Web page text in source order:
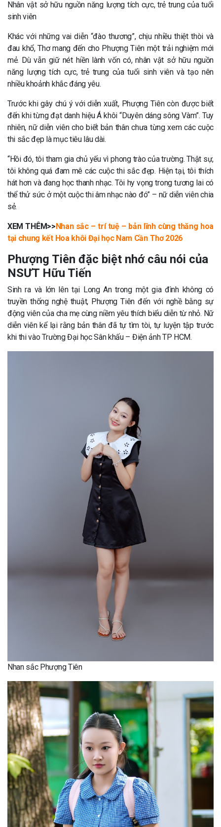
Nhân vật sở hữu nguồn năng lượng tích cực, trẻ trung của tuổi
sinh viên
Khác với những vai diễn “đào thương”, chịu nhiều thiệt thòi và
đau khổ, Thơ mang đến cho Phượng Tiên một trải nghiệm mới
mẻ. Dù vẫn giữ nét hiền lành vốn có, nhân vật sở hữu nguồn
năng lượng tích cực, trẻ trung của tuổi sinh viên và tạo nên
nhiều khoảnh khắc đáng yêu.
Trước khi gây chú ý với diễn xuất, Phượng Tiên còn được biết
đến khi từng đạt danh hiệu Á khôi “Duyên dáng sông Vàm”. Tuy
nhiên, nữ diễn viên cho biết bản thân chưa từng xem các cuộc
thi sắc đẹp là mục tiêu lâu dài.
“Hồi đó, tôi tham gia chủ yếu vì phong trào của trường. Thật sự,
tôi không quá đam mê các cuộc thi sắc đẹp. Hiện tại, tôi thích
hát hơn và đang học thanh nhạc. Tôi hy vọng trong tương lai có
thể thử sức ở một cuộc thi âm nhạc nào đó” – nữ diễn viên chia
sẻ.
XEM THÊM>> Nhan sắc – trí tuệ – bản lĩnh cùng thăng hoa
tại chung kết Hoa khôi Đại học Nam Cần Thơ 2026
Phượng Tiên đặc biệt nhớ câu nói của
NSƯT Hữu Tiến
Sinh ra và lớn lên tại Long An trong một gia đình không có
truyền thống nghệ thuật, Phượng Tiên đến với nghề bằng sự
động viên của cha mẹ cùng niềm yêu thích biểu diễn từ nhỏ. Nữ
diễn viên kể lại rằng bản thân đã tự tìm tòi, tự luyện tập trước
khi thi vào Trường Đại học Sân khấu – Điện ảnh TP HCM.
Nhan sắc Phượng Tiên